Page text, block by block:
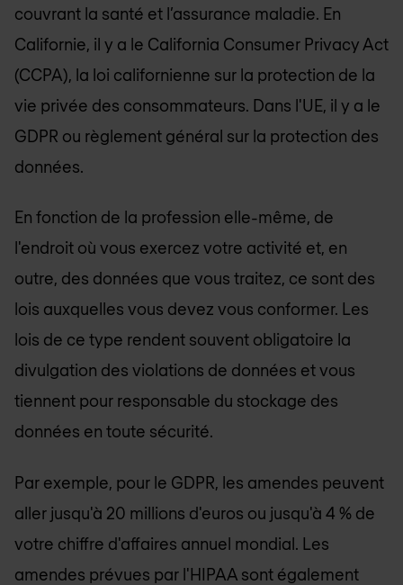
couvrant la santé et l’assurance maladie. En
Californie, il y a le California Consumer Privacy Act
(CCPA), la loi californienne sur la protection de la
vie privée des consommateurs. Dans l'UE, il y a le
GDPR ou règlement général sur la protection des
données.
En fonction de la profession elle-même, de
l'endroit où vous exercez votre activité et, en
outre, des données que vous traitez, ce sont des
lois auxquelles vous devez vous conformer. Les
lois de ce type rendent souvent obligatoire la
divulgation des violations de données et vous
tiennent pour responsable du stockage des
données en toute sécurité.
Par exemple, pour le GDPR, les amendes peuvent
aller jusqu'à 20 millions d'euros ou jusqu'à 4 % de
votre chiffre d'affaires annuel mondial. Les
amendes prévues par l'HIPAA sont également